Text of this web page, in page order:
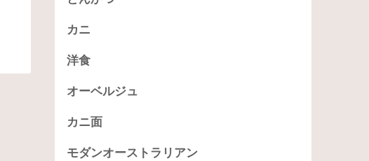
カニ
洋食
オーベルジュ
カニ面
モダンオーストラリアン